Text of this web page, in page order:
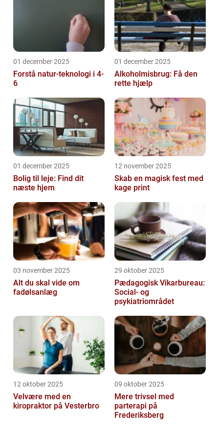
01 december 2025
Forstå natur-teknologi i 4-
6
01 december 2025
Alkoholmisbrug: Få den
rette hjælp
01 december 2025
Bolig til leje: Find dit
næste hjem
12 november 2025
Skab en magisk fest med
kage print
03 november 2025
Alt du skal vide om
fadølsanlæg
29 oktober 2025
Pædagogisk Vikarbureau:
Social- og
psykiatriområdet
12 oktober 2025
Velvære med en
kiropraktor på Vesterbro
09 oktober 2025
Mere trivsel med
parterapi på
Frederiksberg